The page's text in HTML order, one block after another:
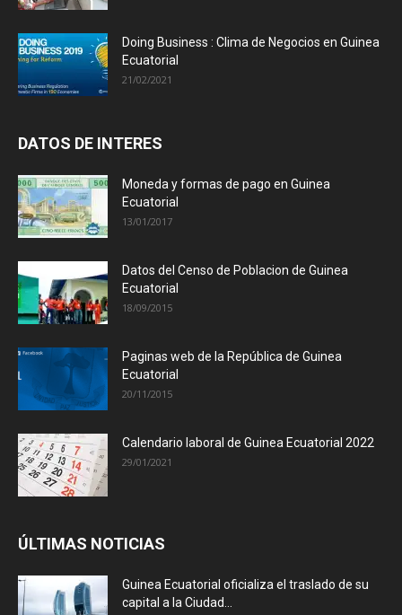
Doing Business : Clima de Negocios en Guinea
Ecuatorial
21/02/2021
DATOS DE INTERES
Moneda y formas de pago en Guinea
Ecuatorial
13/01/2017
Datos del Censo de Poblacion de Guinea
Ecuatorial
18/09/2015
Paginas web de la República de Guinea
Ecuatorial
20/11/2015
Calendario laboral de Guinea Ecuatorial 2022
29/01/2021
ÚLTIMAS NOTICIAS
Guinea Ecuatorial oficializa el traslado de su
capital a la Ciudad...